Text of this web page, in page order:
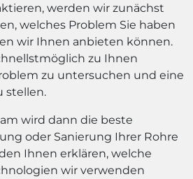
werden wir zunächst
welches Problem Sie haben
wir Ihnen anbieten können.
zu Ihnen
zu untersuchen und eine
stellen.
wird dann die beste
oder Sanierung Ihrer Rohre
Ihnen erklären, welche
wir verwenden